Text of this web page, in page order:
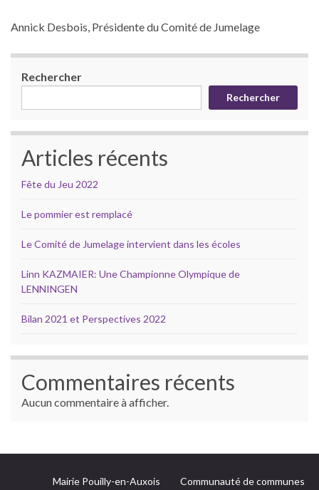
Annick Desbois, Présidente du Comité de Jumelage
Rechercher
Rechercher
Articles récents
Fête du Jeu 2022
Le pommier est remplacé
Le Comité de Jumelage intervient dans les écoles
Linn KAZMAIER: Une Championne Olympique de
LENNINGEN
Bilan 2021 et Perspectives 2022
Commentaires récents
Aucun commentaire à afficher.
Mairie Pouilly-en-Auxois
Communauté de communes